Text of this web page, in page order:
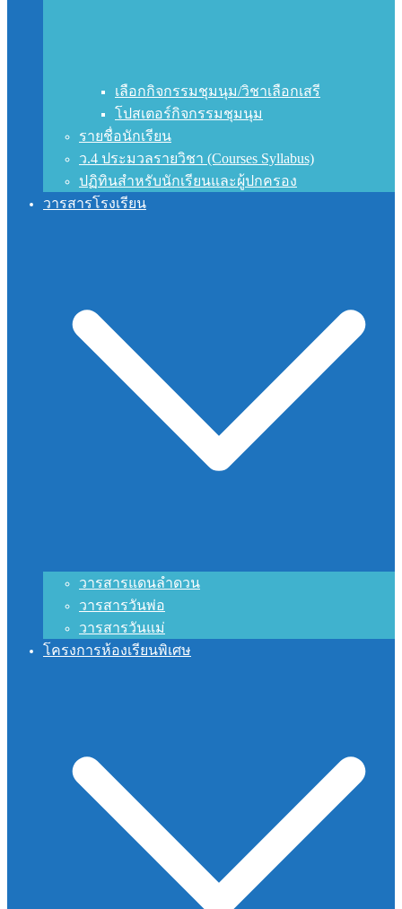
เลือกกิจกรรมชุมนุม/วิชาเลือกเสรี
โปสเตอร์กิจกรรมชุมนุม
รายชื่อนักเรียน
ว.4 ประมวลรายวิชา (Courses Syllabus)
ปฏิทินสำหรับนักเรียนและผู้ปกครอง
วารสารโรงเรียน
วารสารแดนลำดวน
วารสารวันพ่อ
วารสารวันแม่
โครงการห้องเรียนพิเศษ